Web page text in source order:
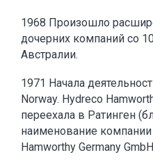
1968 Произошло
дочерних компаний со
Австралии.
1971 Начала
Norway. Hydreco
переехала в Ратинген
наименование
Hamworthy Germany GmbH